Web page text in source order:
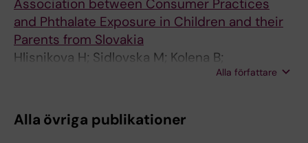
Association between Consumer Practices
and Phthalate Exposure in Children and their
Parents from Slovakia
Hlisnikova H; Sidlovska M; Kolena B;
Alla författare
Alla övriga publikationer